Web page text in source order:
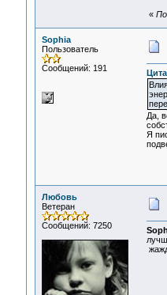
«
Sophia
Пользователь
Сообщений: 191
Да,
Я
Любовь
Ветеран
Сообщений: 7250